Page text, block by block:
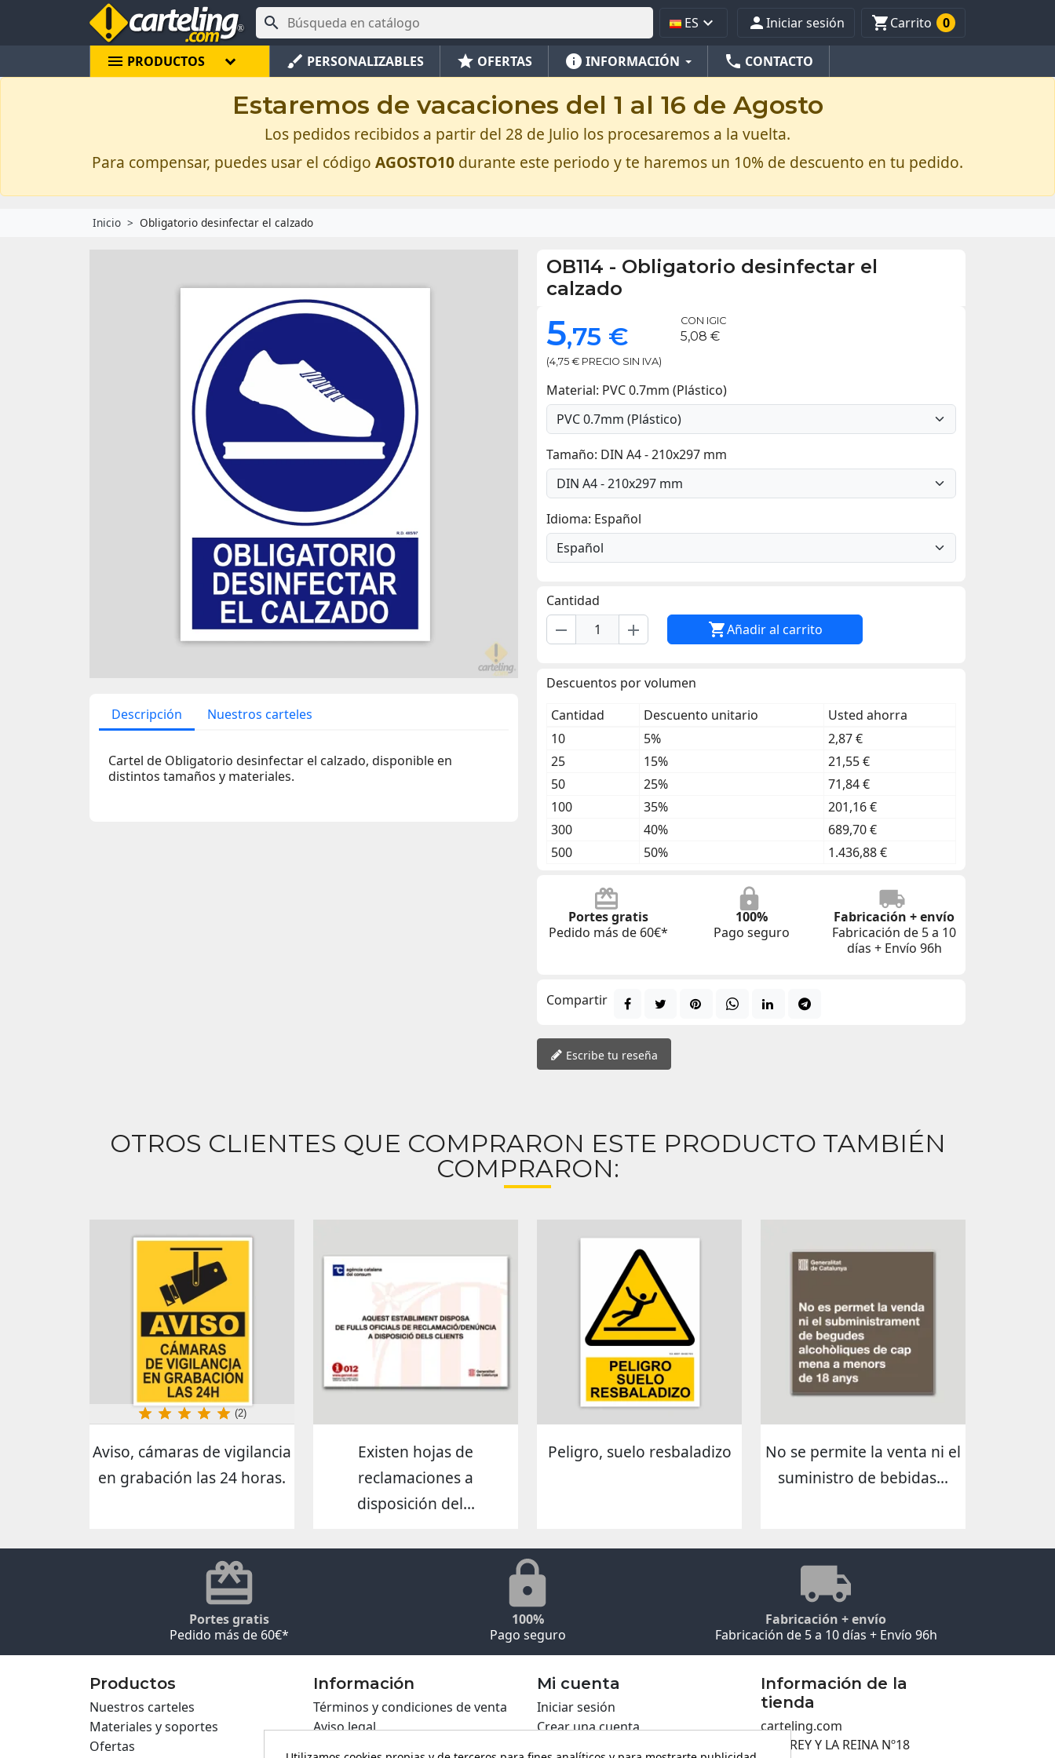
 ES  Iniciar sesión Carrito 0
menu PRODUCTOS brush PERSONALIZABLES star OFERTAS info INFORMACIÓN phone CONTACTO
Estaremos de vacaciones del 1 al 16 de Agosto
Los pedidos recibidos a partir del 28 de Julio los procesaremos a la vuelta.
Para compensar, puedes usar el código AGOSTO10 durante este periodo y te haremos un 10% de descuento en tu pedido.
Inicio Obligatorio desinfectar el calzado
Descripción Nuestros carteles
Cartel de Obligatorio desinfectar el calzado, disponible en
distintos tamaños y materiales.
OB114 - Obligatorio desinfectar el
calzado
5,75 €
(4,75 € PRECIO SIN IVA)
CON IGIC
5,08 €
Material: PVC 0.7mm (Plástico)
Tamaño: DIN A4 - 210x297 mm
Idioma: Español
Cantidad
remove add Añadir al carrito
Descuentos por volumen
Cantidad
Descuento unitario
Usted ahorra
10
5%
2,87 €
25
15%
21,55 €
50
25%
71,84 €
100
35%
201,16 €
300
40%
689,70 €
500
50% 1.436,88 €
Portes gratis
Pedido más de 60€*
100%
Pago seguro
Fabricación + envío
Fabricación de 5 a 10
días + Envío 96h
Compartir
Escribe tu reseña
OTROS CLIENTES QUE COMPRARON ESTE PRODUCTO TAMBIÉN
COMPRARON:
Aviso, cámaras de vigilancia
en grabación las 24 horas.
(2)
Existen hojas de
reclamaciones a
disposición del...
Peligro, suelo resbaladizo
No se permite la venta ni el
suministro de bebidas...
Portes gratis
Pedido más de 60€*
100%
Pago seguro
Fabricación + envío
Fabricación de 5 a 10 días + Envío 96h
Productos
Nuestros carteles
Materiales y soportes
Ofertas
Información
Términos y condiciones de venta
Aviso legal
Mi cuenta
Iniciar sesión
Crear una cuenta
Información de la
tienda
carteling.com
C/EL REY Y LA REINA Nº18